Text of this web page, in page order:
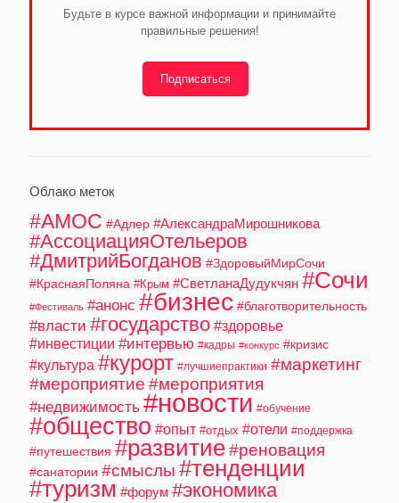
Будьте в курсе важной информации и принимайте
правильные решения!
Подписаться
Облако меток
#АМОС #Адлер #АлександраМирошникова
#АссоциацияОтельеров
#ДмитрийБогданов #ЗдоровыйМирСочи
#КраснаяПоляна #Крым #СветланаДудукчян #Сочи
#Фестиваль #анонс #бизнес #благотворительность
#власти #государство #здоровье
#инвестиции #интервью #кадры #конкурс #кризис
#культура #курорт #лучшиепрактики #маркетинг
#мероприятие #мероприятия
#недвижимость #новости #обучение
#общество #опыт #отдых #отели #поддержка
#путешествия #развитие#реновация
#санатории #смыслы #тенденции
#туризм #форум #экономика